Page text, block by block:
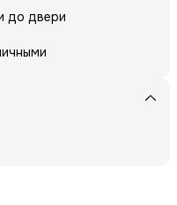
до двери